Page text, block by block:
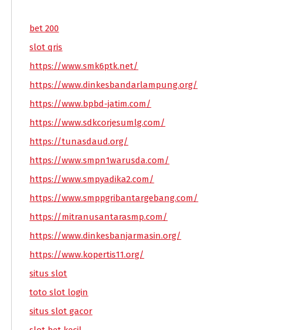
bet 200
slot qris
https://www.smk6ptk.net/
https://www.dinkesbandarlampung.org/
https://www.bpbd-jatim.com/
https://www.sdkcorjesumlg.com/
https://tunasdaud.org/
https://www.smpn1warusda.com/
https://www.smpyadika2.com/
https://www.smppgribantargebang.com/
https://mitranusantarasmp.com/
https://www.dinkesbanjarmasin.org/
https://www.kopertis11.org/
situs slot
toto slot login
situs slot gacor